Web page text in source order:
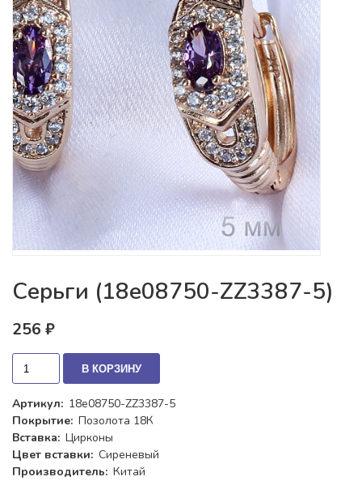
Серьги (18e08750-ZZ3387-5)
256 ₽
В КОРЗИНУ
Артикул: 18e08750-ZZ3387-5
Покрытие: Позолота 18К
Вставка: Цирконы
Цвет вставки: Сиреневый
Производитель: Китай